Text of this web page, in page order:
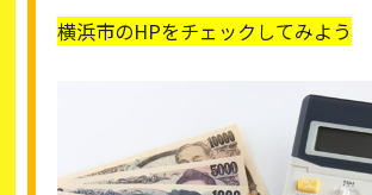
横浜市のHPをチェックしてみよう